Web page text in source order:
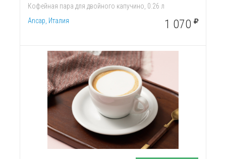
Кофейная пара для двойного капучино, 0.26 л
Ancap, Италия
1 070